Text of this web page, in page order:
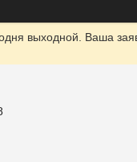
выходной. Ваша